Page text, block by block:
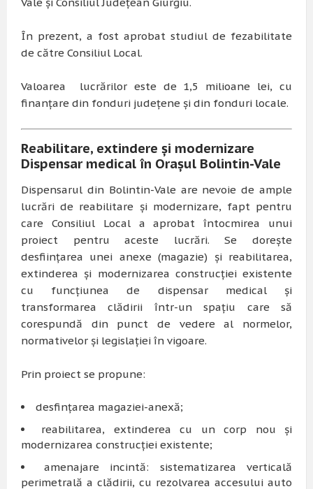
În prezent, a fost aprobat studiul de fezabilitate
de către Consiliul Local.
Valoarea lucrărilor este de 1,5 milioane lei, cu
finanțare din fonduri județene și din fonduri locale.
Reabilitare, extindere și modernizare
Dispensar medical în Orașul Bolintin-Vale
Dispensarul din Bolintin-Vale are nevoie de ample
lucrări de reabilitare și modernizare, fapt pentru
care Consiliul Local a aprobat întocmirea unui
proiect pentru aceste lucrări. Se dorește
desființarea unei anexe (magazie) și reabilitarea,
extinderea și modernizarea construcției existente
cu funcțiunea de dispensar medical și
transformarea clădirii într-un spațiu care să
corespundă din punct de vedere al normelor,
normativelor și legislației în vigoare.
Prin proiect se propune:
desfințarea magaziei-anexă;
reabilitarea, extinderea cu un corp nou și
modernizarea construcției existente;
amenajare incintă: sistematizarea verticală
perimetrală a clădirii, cu rezolvarea accesului auto